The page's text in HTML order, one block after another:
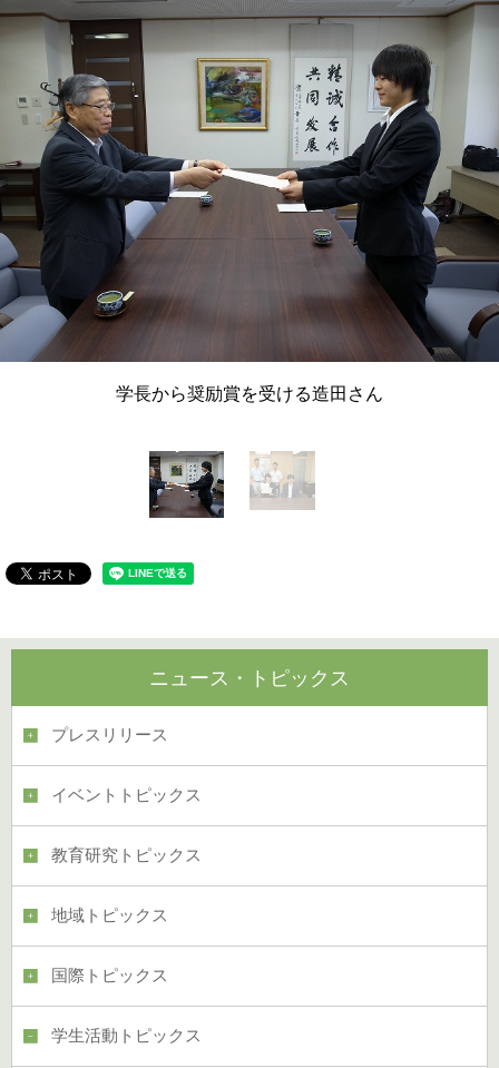
学長から奨励賞を受ける造田さん
ニュース・トピックス
プレスリリース
イベントトピックス
教育研究トピックス
地域トピックス
国際トピックス
学生活動トピックス